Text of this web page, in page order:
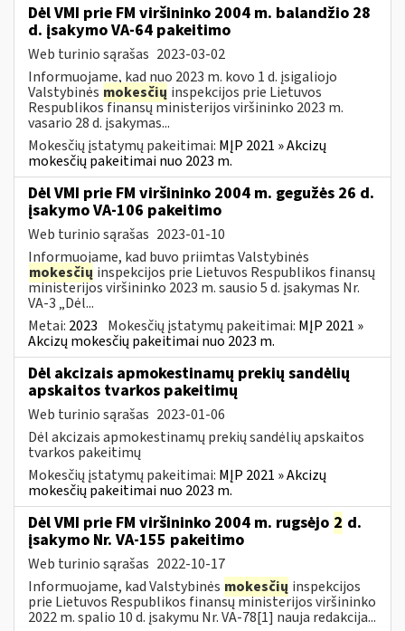
Dėl VMI prie FM viršininko 2004 m. balandžio 28
d. įsakymo VA-64 pakeitimo
Web turinio sąrašas 2023-03-02
Informuojame, kad nuo 2023 m. kovo 1 d. įsigaliojo
Valstybinės mokesčių inspekcijos prie Lietuvos
Respublikos finansų ministerijos viršininko 2023 m.
vasario 28 d. įsakymas...
Mokesčių įstatymų pakeitimai: MĮP 2021 » Akcizų
mokesčių pakeitimai nuo 2023 m.
Dėl VMI prie FM viršininko 2004 m. gegužės 26 d.
įsakymo VA-106 pakeitimo
Web turinio sąrašas 2023-01-10
Informuojame, kad buvo priimtas Valstybinės
mokesčių inspekcijos prie Lietuvos Respublikos finansų
ministerijos viršininko 2023 m. sausio 5 d. įsakymas Nr.
VA-3 „Dėl...
Metai: 2023 Mokesčių įstatymų pakeitimai: MĮP 2021 »
Akcizų mokesčių pakeitimai nuo 2023 m.
Dėl akcizais apmokestinamų prekių sandėlių
apskaitos tvarkos pakeitimų
Web turinio sąrašas 2023-01-06
Dėl akcizais apmokestinamų prekių sandėlių apskaitos
tvarkos pakeitimų
Mokesčių įstatymų pakeitimai: MĮP 2021 » Akcizų
mokesčių pakeitimai nuo 2023 m.
Dėl VMI prie FM viršininko 2004 m. rugsėjo 2 d.
įsakymo Nr. VA-155 pakeitimo
Web turinio sąrašas 2022-10-17
Informuojame, kad Valstybinės mokesčių inspekcijos
prie Lietuvos Respublikos finansų ministerijos viršininko
2022 m. spalio 10 d. įsakymu Nr. VA-78[1] nauja redakcija...